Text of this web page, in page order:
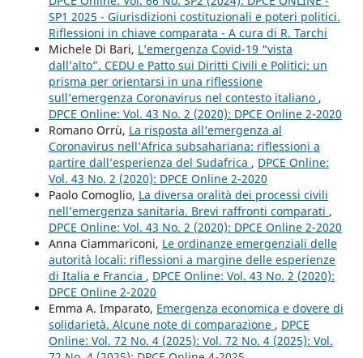
SP1 2025 - Giurisdizioni costituzionali e poteri politici.
Riflessioni in chiave comparata - A cura di R. Tarchi
Michele Di Bari, L’emergenza Covid-19 “vista
dall’alto”. CEDU e Patto sui Diritti Civili e Politici: un
prisma per orientarsi in una riflessione
sull’emergenza Coronavirus nel contesto italiano ,
DPCE Online: Vol. 43 No. 2 (2020): DPCE Online 2-2020
Romano Orrù, La risposta all’emergenza al
Coronavirus nell’Africa subsahariana: riflessioni a
partire dall’esperienza del Sudafrica , DPCE Online:
Vol. 43 No. 2 (2020): DPCE Online 2-2020
Paolo Comoglio, La diversa oralità dei processi civili
nell’emergenza sanitaria. Brevi raffronti comparati ,
DPCE Online: Vol. 43 No. 2 (2020): DPCE Online 2-2020
Anna Ciammariconi, Le ordinanze emergenziali delle
autorità locali: riflessioni a margine delle esperienze
di Italia e Francia , DPCE Online: Vol. 43 No. 2 (2020):
DPCE Online 2-2020
Emma A. Imparato, Emergenza economica e dovere di
solidarietà. Alcune note di comparazione , DPCE
Online: Vol. 72 No. 4 (2025): Vol. 72 No. 4 (2025): Vol.